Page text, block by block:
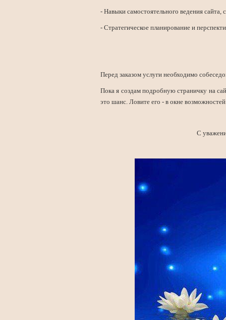
- Навыки самостоятельного ведения
- Стратегическое планирование и
Перед заказом услуги необходимо
Пока я создам подробную страничку на
это шанс. Ловите его - в окне
С